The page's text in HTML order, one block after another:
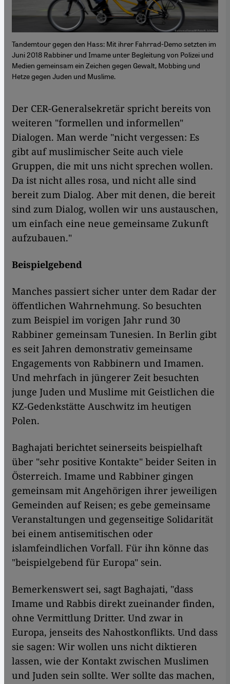
Tandemtour gegen den Hass: Mit ihrer Fahrrad-Demo setzten im
Juni 2018 Rabbiner und Imame unter Begleitung von Polizei und
Medien gemeinsam ein Zeichen gegen Gewalt, Mobbing und
Hetze gegen Juden und Muslime.
Der CER-Generalsekretär spricht bereits von
weiteren "formellen und informellen"
Dialogen. Man werde "nicht vergessen: Es
gibt auf muslimischer Seite auch viele
Gruppen, die mit uns nicht sprechen wollen.
Da ist nicht alles rosa, und nicht alle sind
bereit zum Dialog. Aber mit denen, die bereit
sind zum Dialog, wollen wir uns austauschen,
um einfach eine neue gemeinsame Zukunft
aufzubauen."
Beispielgebend
Manches passiert sicher unter dem Radar der
öffentlichen Wahrnehmung. So besuchten
zum Beispiel im vorigen Jahr rund 30
Rabbiner gemeinsam Tunesien. In Berlin gibt
es seit Jahren demonstrativ gemeinsame
Engagements von Rabbinern und Imamen.
Und mehrfach in jüngerer Zeit besuchten
junge Juden und Muslime mit Geistlichen die
KZ-Gedenkstätte Auschwitz im heutigen
Polen.
Baghajati berichtet seinerseits beispielhaft
über "sehr positive Kontakte" beider Seiten in
Österreich. Imame und Rabbiner gingen
gemeinsam mit Angehörigen ihrer jeweiligen
Gemeinden auf Reisen; es gebe gemeinsame
Veranstaltungen und gegenseitige Solidarität
bei einem antisemitischen oder
islamfeindlichen Vorfall. Für ihn könne das
"beispielgebend für Europa" sein.
Bemerkenswert sei, sagt Baghajati, "dass
Imame und Rabbis direkt zueinander finden,
ohne Vermittlung Dritter. Und zwar in
Europa, jenseits des Nahostkonflikts. Und dass
sie sagen: Wir wollen uns nicht diktieren
lassen, wie der Kontakt zwischen Muslimen
und Juden sein sollte. Wer sollte das machen,